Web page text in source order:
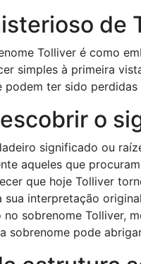
de
Tolliver é como
simples à primeira
podem ter sido
o
significado ou
aqueles que
que hoje Tolliver
interpretação
sobrenome Tolliver,
sobrenome pode